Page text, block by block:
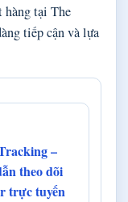
hàng tại The
tiếp cận và lựa
–
theo dõi
trực tuyến